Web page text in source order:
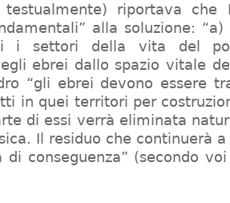
testualmente) riportava che
alla soluzione:
i settori della vita del
ebrei dallo spazio vitale
“gli ebrei devono essere
in quei territori per
di essi verrà eliminata
Il residuo che continuerà
di conseguenza” (secondo